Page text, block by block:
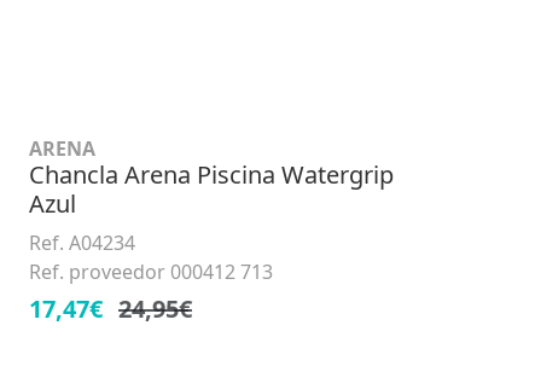
ARENA
Chancla Arena Piscina Watergrip
Azul
Ref. A04234
Ref. proveedor 000412 713
17,47€ 24,95€